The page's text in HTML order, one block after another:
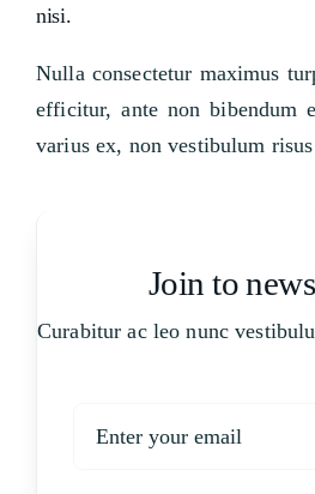
nisi.
Nulla consectetur maximus
efficitur, ante non bibendum
varius ex, non vestibulum
Join to
Curabitur ac leo nunc